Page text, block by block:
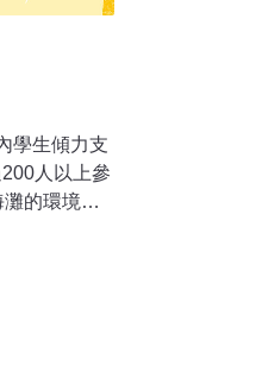
學生傾力支
人以上參
的環境以